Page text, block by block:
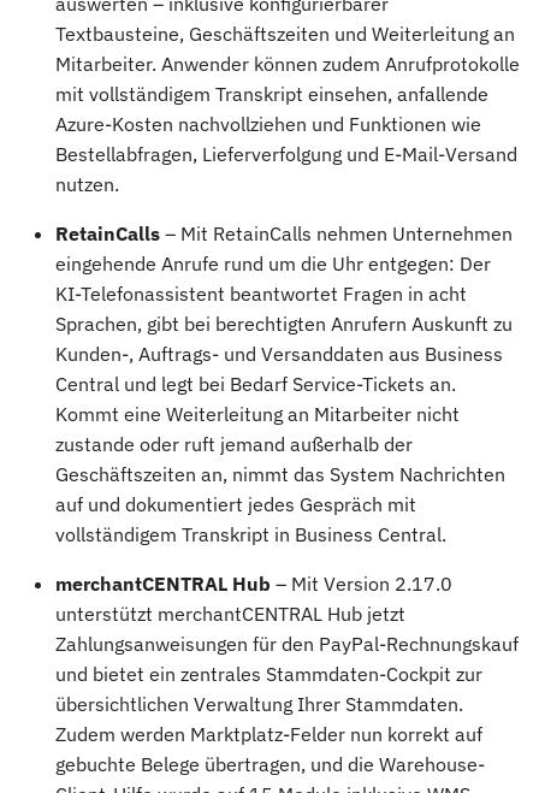
Textbausteine, Geschäftszeiten und Weiterleitung an
Mitarbeiter. Anwender können zudem Anrufprotokolle
mit vollständigem Transkript einsehen, anfallende
Azure-Kosten nachvollziehen und Funktionen wie
Bestellabfragen, Lieferverfolgung und E-Mail-Versand
nutzen.
RetainCalls – Mit RetainCalls nehmen Unternehmen
eingehende Anrufe rund um die Uhr entgegen: Der
KI-Telefonassistent beantwortet Fragen in acht
Sprachen, gibt bei berechtigten Anrufern Auskunft zu
Kunden-, Auftrags- und Versanddaten aus Business
Central und legt bei Bedarf Service-Tickets an.
Kommt eine Weiterleitung an Mitarbeiter nicht
zustande oder ruft jemand außerhalb der
Geschäftszeiten an, nimmt das System Nachrichten
auf und dokumentiert jedes Gespräch mit
vollständigem Transkript in Business Central.
merchantCENTRAL Hub – Mit Version 2.17.0
unterstützt merchantCENTRAL Hub jetzt
Zahlungsanweisungen für den PayPal-Rechnungskauf
und bietet ein zentrales Stammdaten-Cockpit zur
übersichtlichen Verwaltung Ihrer Stammdaten.
Zudem werden Marktplatz-Felder nun korrekt auf
gebuchte Belege übertragen, und die Warehouse-